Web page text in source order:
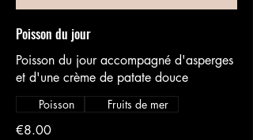
Poisson du jour
Poisson du jour accompagné d'asperges
et d'une crème de patate douce
€8.00
Poisson Fruits de mer